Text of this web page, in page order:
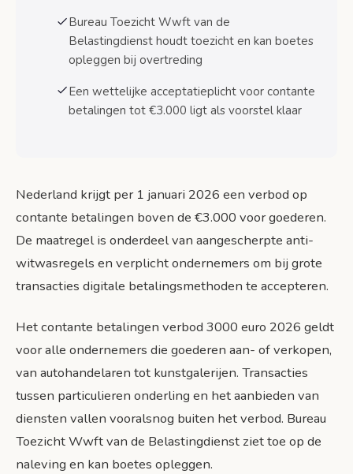
Veelgestelde vragen over het contante
betalingsverbod
Conclusie en actiepunten voor ondernemers
Bronnen
Bureau Toezicht Wwft van de
Belastingdienst houdt toezicht en kan boetes
opleggen bij overtreding
Een wettelijke acceptatieplicht voor contante
betalingen tot €3.000 ligt als voorstel klaar
Nederland krijgt per 1 januari 2026 een verbod op
contante betalingen boven de €3.000 voor goederen.
De maatregel is onderdeel van aangescherpte anti-
witwasregels en verplicht ondernemers om bij grote
transacties digitale betalingsmethoden te accepteren.
Het contante betalingen verbod 3000 euro 2026 geldt
voor alle ondernemers die goederen aan- of verkopen,
van autohandelaren tot kunstgalerijen. Transacties
tussen particulieren onderling en het aanbieden van
diensten vallen vooralsnog buiten het verbod. Bureau
Toezicht Wwft van de Belastingdienst ziet toe op de
naleving en kan boetes opleggen.